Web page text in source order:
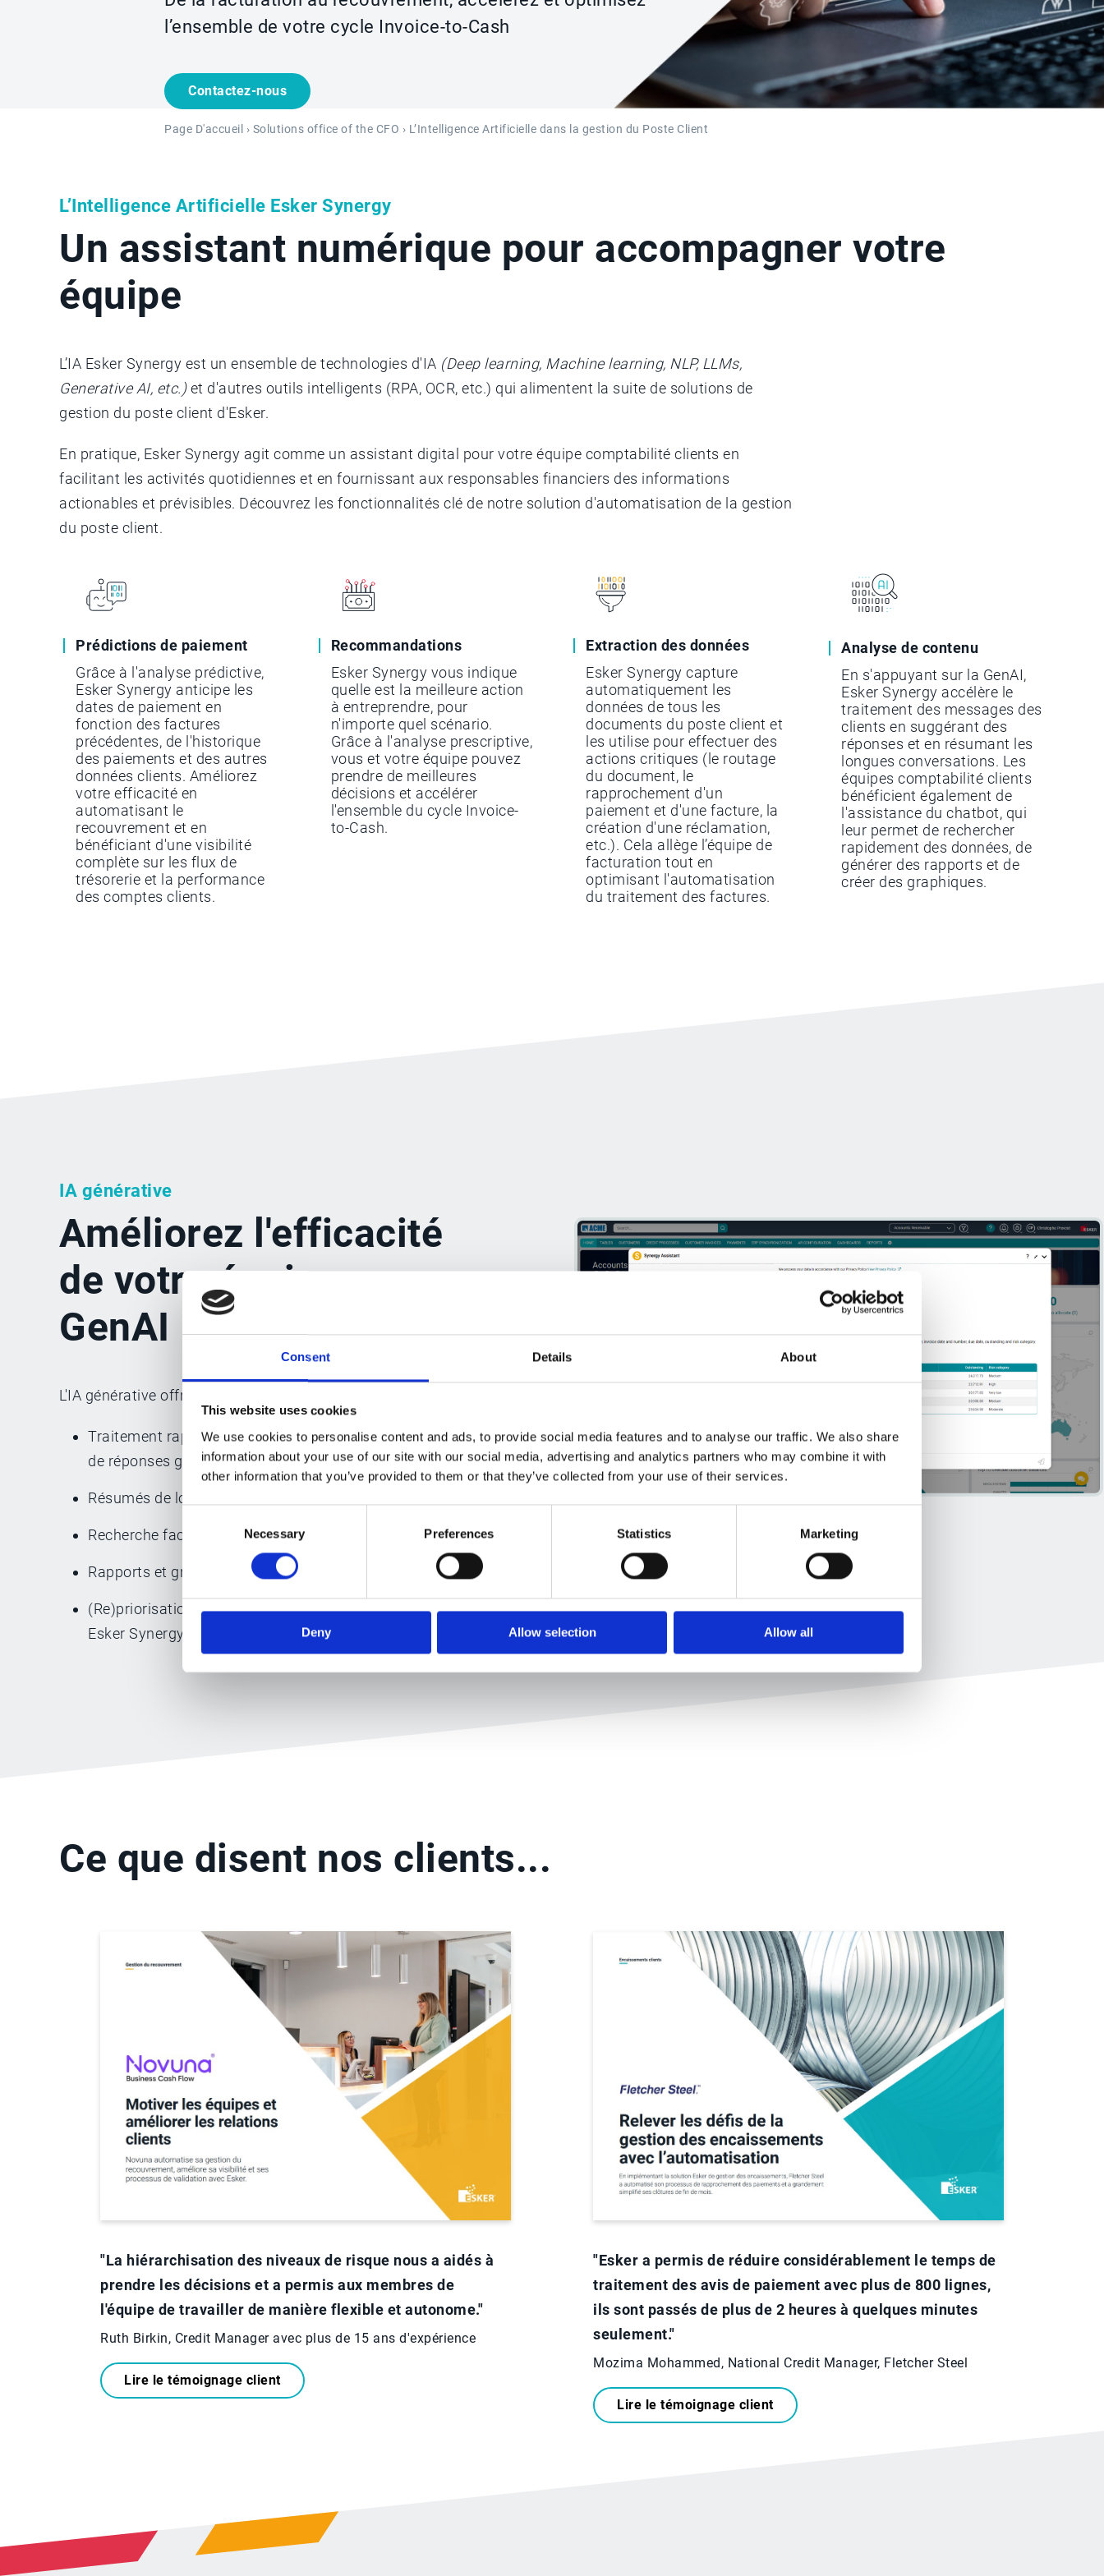
Consent Details About
This website uses cookies
We use cookies to personalise content and ads, to provide social media features and to analyse our traffic. We also share
information about your use of our site with our social media, advertising and analytics partners who may combine it with
other information that you’ve provided to them or that they’ve collected from your use of their services.
Selection
Necessary Preferences Statistics Marketing
Deny Allow selection Allow all
l’ensemble de votre cycle Invoice-to-Cash
Contactez-nous
Page D'accueil › Solutions office of the CFO › L’Intelligence Artificielle dans la gestion du Poste Client
L’Intelligence Artificielle Esker Synergy
Un assistant numérique pour accompagner votre
équipe
L’IA Esker Synergy est un ensemble de technologies d'IA (Deep learning, Machine learning, NLP, LLMs,
Generative AI, etc.)et d'autres outils intelligents (RPA, OCR, etc.) qui alimentent la suite de solutions de
gestion du poste client d'Esker.
En pratique, Esker Synergy agit comme un assistant digital pour votre équipe comptabilité clients en
facilitant les activités quotidiennes et en fournissant aux responsables financiers des informations
actionables et prévisibles. Découvrez les fonctionnalités clé de notre solution d'automatisation de la gestion
du poste client.
Prédictions de paiement
Grâce à l'analyse prédictive,
Esker Synergy anticipe les
dates de paiement en
fonction des factures
précédentes, de l'historique
des paiements et des autres
données clients. Améliorez
votre efficacité en
automatisant le
recouvrement et en
bénéficiant d'une visibilité
complète sur les flux de
trésorerie et la performance
des comptes clients.
Recommandations
Esker Synergy vous indique
quelle est la meilleure action
à entreprendre, pour
n'importe quel scénario.
Grâce à l'analyse prescriptive,
vous et votre équipe pouvez
prendre de meilleures
décisions et accélérer
l'ensemble du cycle Invoice-
to-Cash.
Extraction des données
Esker Synergy capture
automatiquement les
données de tous les
documents du poste client et
les utilise pour effectuer des
actions critiques (le routage
du document, le
rapprochement d'un
paiement et d'une facture, la
création d'une réclamation,
etc.). Cela allège l’équipe de
facturation tout en
optimisant l'automatisation
du traitement des factures.
Analyse de contenu
En s'appuyant sur la GenAI,
Esker Synergy accélère le
traitement des messages des
clients en suggérant des
réponses et en résumant les
longues conversations. Les
équipes comptabilité clients
bénéficient également de
l'assistance du chatbot, qui
leur permet de rechercher
rapidement des données, de
générer des rapports et de
créer des graphiques.
IA générative
Améliorez l'efficacité
de votre équipe avec
GenAI
L'IA générative offre de nombreux avantages :
Traitement rapide des messages des clients grâce aux suggestions
de réponses générées par Esker Synergy AI
Résumés de longs échanges d'e-mails
Recherche facile de l'information grâce au chatbot d'Esker
Rapports et graphiques personnalisés adaptés à vos besoins
(Re)priorisation dynamique des analyses de risque en promptant
Esker Synergy AI
Ce que disent nos clients...
"La hiérarchisation des niveaux de risque nous a aidés à
prendre les décisions et a permis aux membres de
l'équipe de travailler de manière flexible et autonome."
Ruth Birkin, Credit Manager avec plus de 15 ans d'expérience
Lire le témoignage client
"Esker a permis de réduire considérablement le temps de
traitement des avis de paiement avec plus de 800 lignes,
ils sont passés de plus de 2 heures à quelques minutes
seulement."
Mozima Mohammed, National Credit Manager, Fletcher Steel
Lire le témoignage client